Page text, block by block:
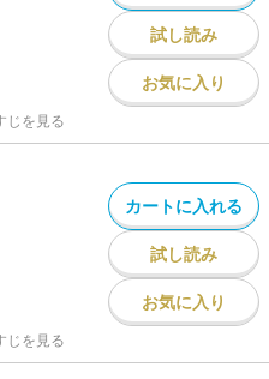
試し読み
お気に入り
じを見る
カートに入れる
試し読み
お気に入り
じを見る